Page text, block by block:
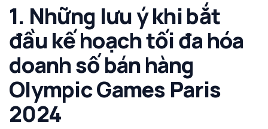
1. Những lưu ý khi bắt
đầu kế hoạch tối đa hóa
doanh số bán hàng
Olympic Games Paris
2024